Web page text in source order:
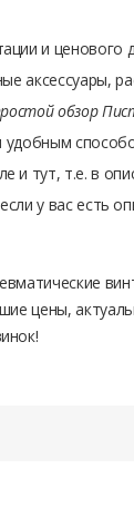
и ценового
аксессуары,
обзор
и тут, т.е. в
у вас есть
цены,